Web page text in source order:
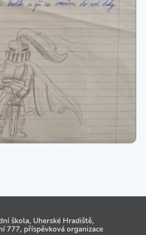
škola, Uherské Hradiště,
777, příspěvková organizace